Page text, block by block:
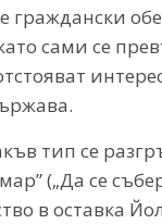
граждански
сами се
тип се
(„Да се
в оставка